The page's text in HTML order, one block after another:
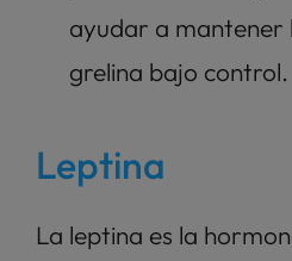
ayudar a mantener
grelina bajo control.
Leptina
La leptina es la